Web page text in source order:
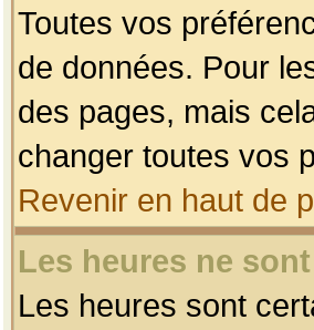
Toutes vos
de données. Pour
des pages, mais
changer toutes vos
Revenir en haut de
Les heures ne
Les heures sont